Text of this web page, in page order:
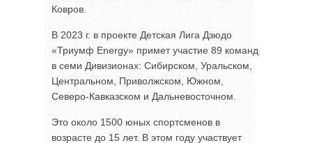
Ковров.
В 2023 г. в проекте Детская Лига Дзюдо
«Триумф Energy» примет участие 89 команд
в семи Дивизионах: Сибирском, Уральском,
Центральном, Приволжском, Южном,
Северо-Кавказском и Дальневосточном.
Это около 1500 юных спортсменов в
возрасте до 15 лет. В этом году участвует